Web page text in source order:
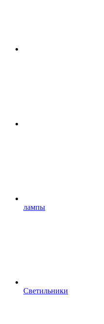
лампы
Светильники